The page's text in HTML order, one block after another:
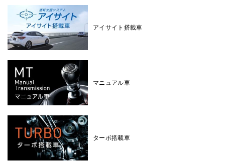
アイサイト搭載車
マニュアル車
ターボ搭載車